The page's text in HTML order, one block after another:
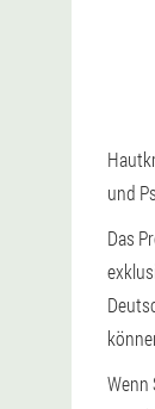
und
Das
Wenn